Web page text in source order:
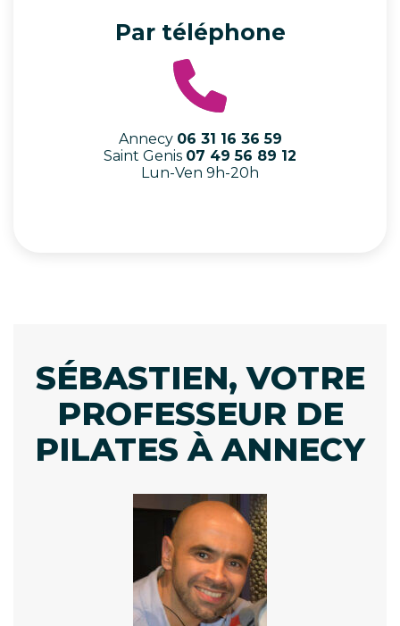
Par téléphone
Annecy 06 31 16 36 59
Saint Genis 07 49 56 89 12
Lun-Ven 9h-20h
SÉBASTIEN, VOTRE
PROFESSEUR DE
PILATES À ANNECY